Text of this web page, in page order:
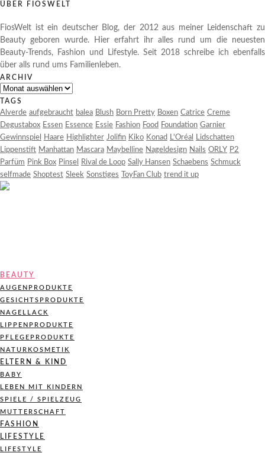
ÜBER FIOSWELT
FiosWelt ist ein deutscher Blog, der 2012 aus meiner Leidenschaft zu
Beauty geboren wurde. Hier erfahrt ihr alles rund um die neuesten
Beauty-Trends, Fashion und Lifestyle. Seit 2018 schreibe ich ebenfalls
über alls rund ums Familienleben.
ARCHIV
Archiv
TAGS
Alverde aufgebraucht balea Blush Born Pretty Boxen Catrice Creme
Degustabox Essen Essence Essie Fashion Food Foundation Garnier
Gewinnspiel
Haare Highlighter Jolifin Kiko Konad L'Oréal
Lidschatten
Lippenstift Manhattan Mascara Maybelline Nageldesign Nails ORLY P2
Parfüm Pink Box Pinsel Rival de Loop Sally Hansen Schaebens Schmuck
selfmade Shoptest Sleek Sonstiges ToyFan Club trend it up
BEAUTY
AUGENPRODUKTE
GESICHTSPRODUKTE
NAGELLACK
LIPPENPRODUKTE
PFLEGEPRODUKTE
NATURKOSMETIK
ELTERN & KIND
BABY
LEBEN MIT KINDERN
SPIELE / SPIELZEUG
MUTTERSCHAFT
FASHION
LIFESTYLE
LIFESTYLE